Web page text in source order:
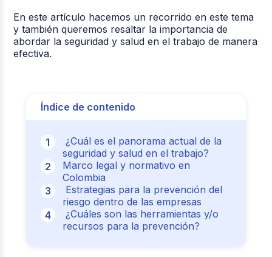
En este artículo hacemos un recorrido en este tema
y también queremos resaltar la importancia de
abordar la seguridad y salud en el trabajo de manera
efectiva.
Índice de contenido
¿Cuál es el panorama actual de la
seguridad y salud en el trabajo?
Marco legal y normativo en
Colombia
Estrategias para la prevención del
riesgo dentro de las empresas
¿Cuáles son las herramientas y/o
recursos para la prevención?